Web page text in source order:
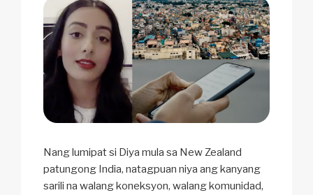
Nang lumipat si Diya mula sa New Zealand
patungong India, natagpuan niya ang kanyang
sarili na walang koneksyon, walang komunidad,